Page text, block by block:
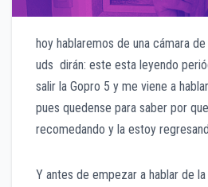
hoy hablaremos de una cámara
uds dirán: este esta leyendo
salir la Gopro 5 y me viene a
pues quedense para saber por
recomedando y la estoy
Y antes de empezar a hablar de